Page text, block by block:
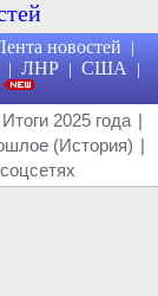
новостей |
| ЛНР | США |
Итоги 2025 года |
(История) |